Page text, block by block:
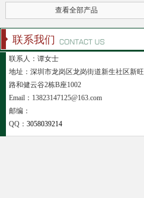
查看全部产品
联系我们
联系人：谭女士
地址：深圳市龙岗区龙岗街道新生社区新旺
路和健云谷2栋B座1002
Email：13823147125@163.com
邮编：
QQ： 3058039214